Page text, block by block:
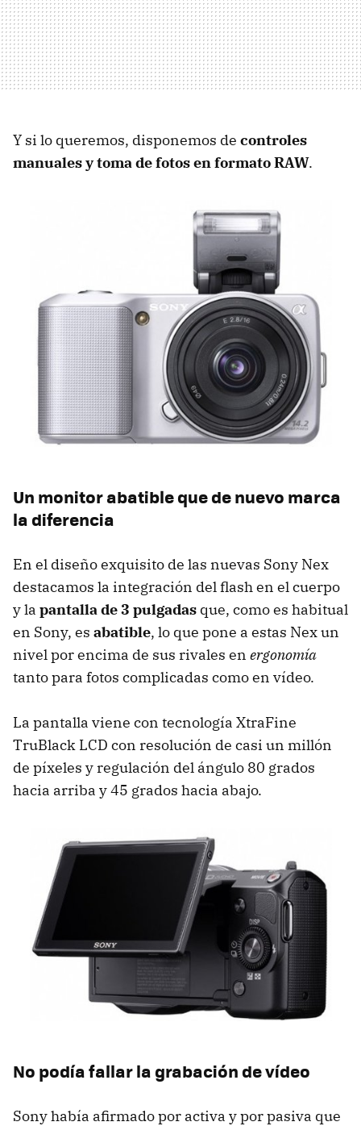
Y si lo queremos, disponemos de controles
manuales y toma de fotos en formato RAW.
Un monitor abatible que de nuevo marca
la diferencia
En el diseño exquisito de las nuevas Sony Nex
destacamos la integración del flash en el cuerpo
y la pantalla de 3 pulgadas que, como es habitual
en Sony, es abatible, lo que pone a estas Nex un
nivel por encima de sus rivales en ergonomía
tanto para fotos complicadas como en vídeo.
La pantalla viene con tecnología XtraFine
TruBlack LCD con resolución de casi un millón
de píxeles y regulación del ángulo 80 grados
hacia arriba y 45 grados hacia abajo.
No podía fallar la grabación de vídeo
Sony había afirmado por activa y por pasiva que